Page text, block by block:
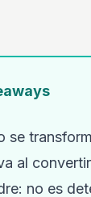
se
al
no es